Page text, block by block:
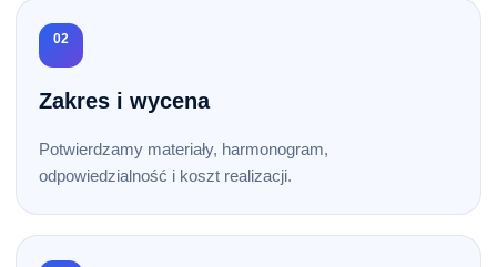
02
Zakres i wycena
Potwierdzamy materiały, harmonogram,
odpowiedzialność i koszt realizacji.